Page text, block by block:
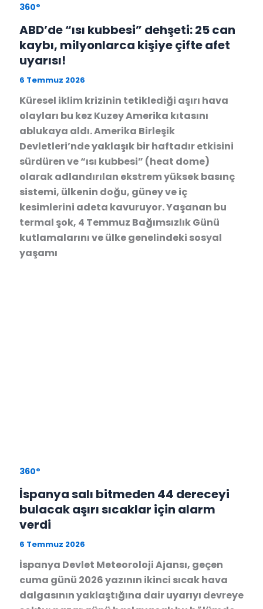
360°
ABD’de “ısı kubbesi” dehşeti: 25 can
kaybı, milyonlarca kişiye çifte afet
uyarısı!
6 Temmuz 2026
Küresel iklim krizinin tetiklediği aşırı hava
olayları bu kez Kuzey Amerika kıtasını
ablukaya aldı. Amerika Birleşik
Devletleri’nde yaklaşık bir haftadır etkisini
sürdüren ve “ısı kubbesi” (heat dome)
olarak adlandırılan ekstrem yüksek basınç
sistemi, ülkenin doğu, güney ve iç
kesimlerini adeta kavuruyor. Yaşanan bu
termal şok, 4 Temmuz Bağımsızlık Günü
kutlamalarını ve ülke genelindeki sosyal
yaşamı
360°
İspanya salı bitmeden 44 dereceyi
bulacak aşırı sıcaklar için alarm
verdi
6 Temmuz 2026
İspanya Devlet Meteoroloji Ajansı, geçen
cuma günü 2026 yazının ikinci sıcak hava
dalgasının yaklaştığına dair uyarıyı devreye